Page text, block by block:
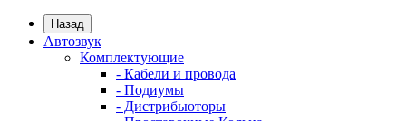
Назад
Автозвук
Комплектующие
- Кабели и провода
- Подиумы
- Дистрибьюторы